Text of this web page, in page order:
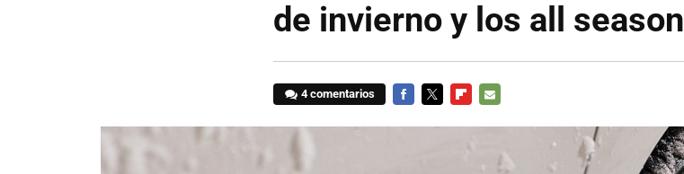
de invierno y los all season
4 comentarios